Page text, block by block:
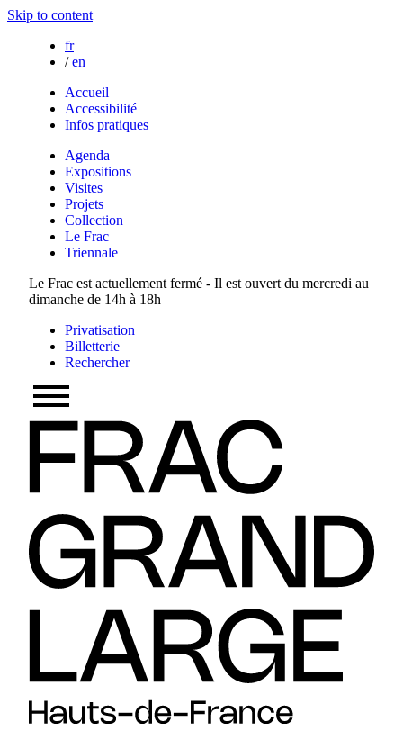
Skip to content
fr
/ en
Accueil
Accessibilité
Infos pratiques
Agenda
Expositions
Visites
Projets
Collection
Le Frac
Triennale
Le Frac est actuellement fermé - Il est ouvert du mercredi au
dimanche de 14h à 18h
Privatisation
Billetterie
Rechercher